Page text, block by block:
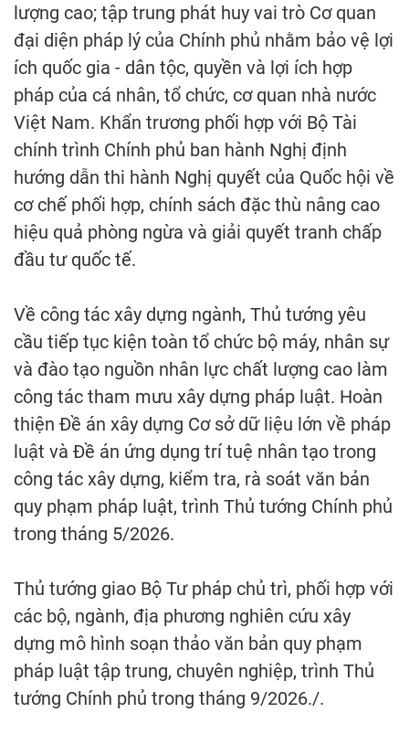
lượng cao; tập trung phát huy vai trò Cơ quan
đại diện pháp lý của Chính phủ nhằm bảo vệ lợi
ích quốc gia - dân tộc, quyền và lợi ích hợp
pháp của cá nhân, tổ chức, cơ quan nhà nước
Việt Nam. Khẩn trương phối hợp với Bộ Tài
chính trình Chính phủ ban hành Nghị định
hướng dẫn thi hành Nghị quyết của Quốc hội về
cơ chế phối hợp, chính sách đặc thù nâng cao
hiệu quả phòng ngừa và giải quyết tranh chấp
đầu tư quốc tế.
Về công tác xây dựng ngành, Thủ tướng yêu
cầu tiếp tục kiện toàn tổ chức bộ máy, nhân sự
và đào tạo nguồn nhân lực chất lượng cao làm
công tác tham mưu xây dựng pháp luật. Hoàn
thiện Đề án xây dựng Cơ sở dữ liệu lớn về pháp
luật và Đề án ứng dụng trí tuệ nhân tạo trong
công tác xây dựng, kiểm tra, rà soát văn bản
quy phạm pháp luật, trình Thủ tướng Chính phủ
trong tháng 5/2026.
Thủ tướng giao Bộ Tư pháp chủ trì, phối hợp với
các bộ, ngành, địa phương nghiên cứu xây
dựng mô hình soạn thảo văn bản quy phạm
pháp luật tập trung, chuyên nghiệp, trình Thủ
tướng Chính phủ trong tháng 9/2026./.